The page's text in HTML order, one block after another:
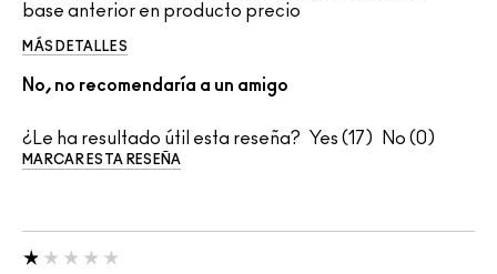
base anterior en producto precio
MÁS DETALLES
No, no recomendaría a un amigo
¿Le ha resultado útil esta reseña? 17 0
MARCAR ESTA RESEÑA